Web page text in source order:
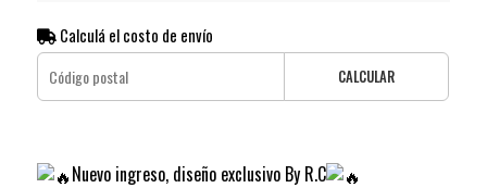
Calculá el costo de envío
CALCULAR
Nuevo ingreso, diseño exclusivo By R.C